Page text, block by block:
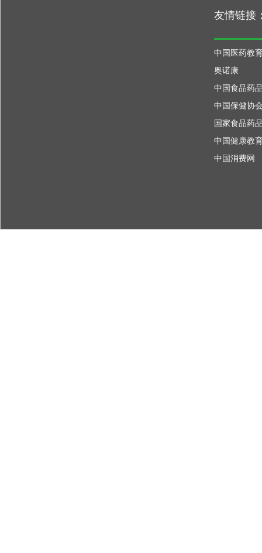
友情链接
中国医药教
奥诺康
中国食品药
中国保健协
国家食品药
中国健康教
中国消费网